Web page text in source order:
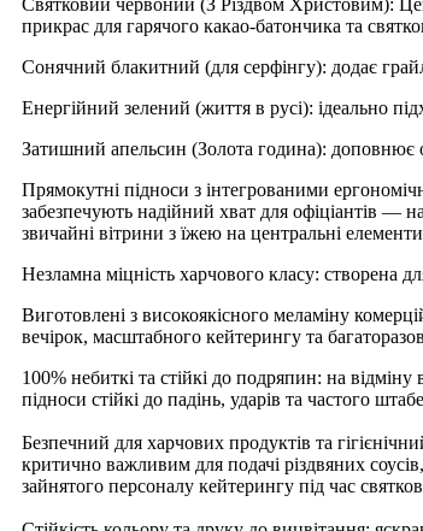
Святковий червоний (З Різдвом Христовим):
прикрас для гарячого какао-батончика та
Сонячний блакитний (для серфінгу): додає
Енергійний зелений (життя в русі): ідеально
Затишний апельсин (Золота година): доповнює
Прямокутні підноси з інтегрованими
забезпечують надійний хват для офіціантів —
звичайні вітрини з їжею на центральні
Незламна міцність харчового класу: створена
Виготовлені з високоякісного меламіну
вечірок, масштабного кейтерингу та
100% небиткі та стійкі до подряпин: на
підноси стійкі до падінь, ударів та частого
Безпечний для харчових продуктів та
критично важливим для подачі різдвяних
зайнятого персоналу кейтерингу під час